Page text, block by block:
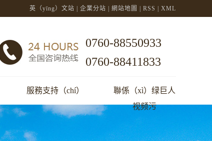
英（yīng）文站 企業分站 網站地圖 RSS XML
0760-88550933
0760-88411833
服務支持（chí）
聯係（xì）绿巨人
视频污